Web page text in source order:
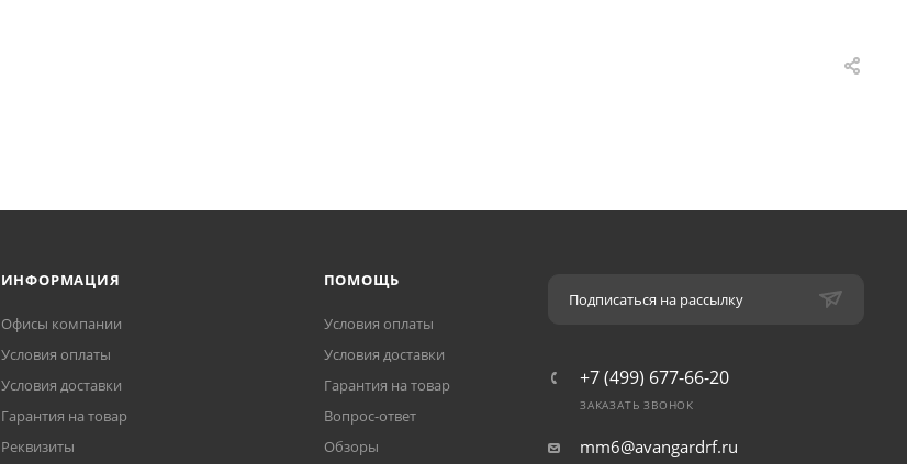
ИНФОРМАЦИЯ
Офисы компании
Условия оплаты
Условия доставки
Гарантия на товар
Реквизиты
ПОМОЩЬ
Условия оплаты
Условия доставки
Гарантия на товар
Вопрос-ответ
Обзоры
Подписаться на рассылку
+7 (499) 677-66-20
ЗАКАЗАТЬ ЗВОНОК
mm6@avangardrf.ru